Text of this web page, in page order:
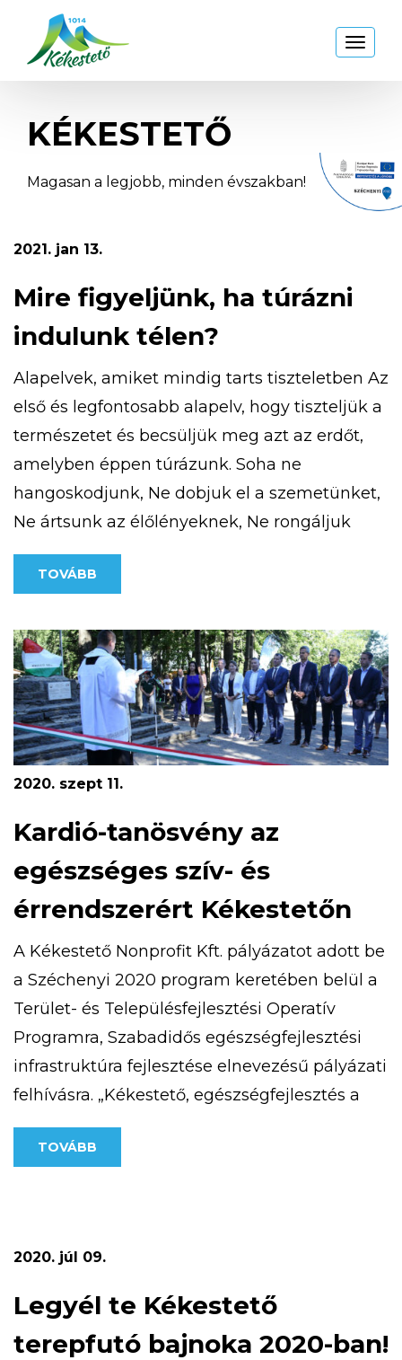
KÉKESTETŐ
Magasan a legjobb, minden évszakban!
2021. jan 13.
Mire figyeljünk, ha túrázni
indulunk télen?
Alapelvek, amiket mindig tarts tiszteletben Az
első és legfontosabb alapelv, hogy tiszteljük a
természetet és becsüljük meg azt az erdőt,
amelyben éppen túrázunk. Soha ne
hangoskodjunk, Ne dobjuk el a szemetünket,
Ne ártsunk az élőlényeknek, Ne rongáljuk
meg a mások által létrehozott erdei
objektumokat. Megfelelő felszerelés megléte
rövidebb túrát […]
TOVÁBB
2020. szept 11.
Kardió-tanösvény az
egészséges szív- és
érrendszerért Kékestetőn
A Kékestető Nonprofit Kft. pályázatot adott be
a Széchenyi 2020 program keretében belül a
Terület- és Településfejlesztési Operatív
Programra, Szabadidős egészségfejlesztési
infrastruktúra fejlesztése elnevezésű pályázati
felhívásra. „Kékestető, egészségfejlesztés a
csúcson” című projekttel 25 millió forint vissza
nem térítendő európai uniós támogatást
TOVÁBB
2020. júl 09.
Legyél te Kékestető
terepfutó bajnoka 2020-ban!